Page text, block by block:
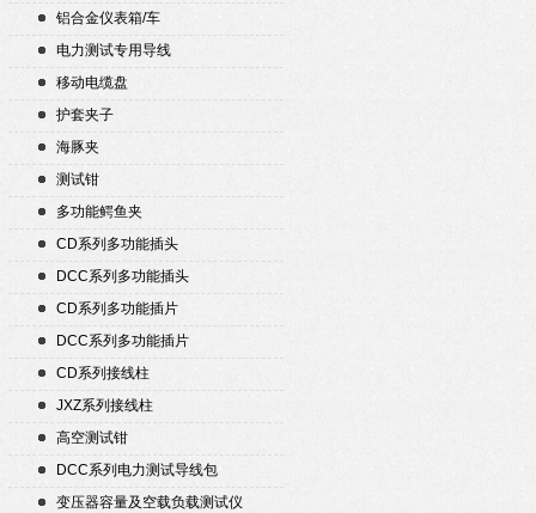
铝合金仪表箱/车
电力测试专用导线
移动电缆盘
护套夹子
海豚夹
测试钳
多功能鳄鱼夹
CD系列多功能插头
DCC系列多功能插头
CD系列多功能插片
DCC系列多功能插片
CD系列接线柱
JXZ系列接线柱
高空测试钳
DCC系列电力测试导线包
变压器容量及空载负载测试仪